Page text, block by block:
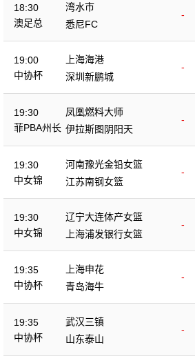
18:30
澳足总
湾水市
-
悉尼FC
19:00
中协杯
上海海港
-
深圳新鹏城
19:30
菲PBA州长
凤凰燃料大师
-
伊拉斯图阴阳天
19:30
中女锦
河南豫光金铅女篮
-
江苏南钢女篮
19:30
中女锦
辽宁大连体产女篮
-
上海浦发银行女篮
19:35
中协杯
上海申花
-
青岛海牛
19:35
中协杯
武汉三镇
-
山东泰山